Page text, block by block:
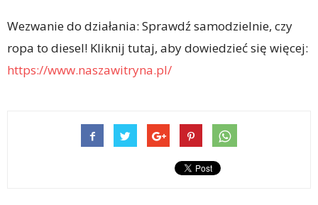
Wezwanie do działania: Sprawdź samodzielnie, czy
ropa to diesel! Kliknij tutaj, aby dowiedzieć się więcej:
https://www.naszawitryna.pl/